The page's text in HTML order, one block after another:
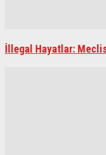
İllegal Hayatlar: